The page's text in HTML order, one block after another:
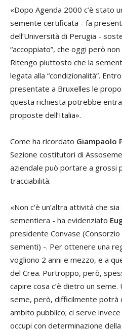
«Dopo Agenda 2000 c’è stato
semente certificata - fa
dell’Università di Perugia -
“accoppiato”, che oggi però
Ritengo piuttosto che la
legata alla “condizionalità”.
presentate a Bruxelles le
questa richiesta potrebbe
proposte dell’Italia».
Come ha ricordato Giampaolo
Sezione costitutori di
aziendale può portare a grossi
tracciabilità.
«Non c’è un’altra attività che
sementiera - ha evidenziato
presidente Convase
sementi) -. Per ottenere una
vogliono 2 anni e mezzo, e a
del Crea. Purtroppo, però,
capire cosa c’è dietro un
seme, però, difficilmente
ambito pubblico; ci serve
occupi con determinazione